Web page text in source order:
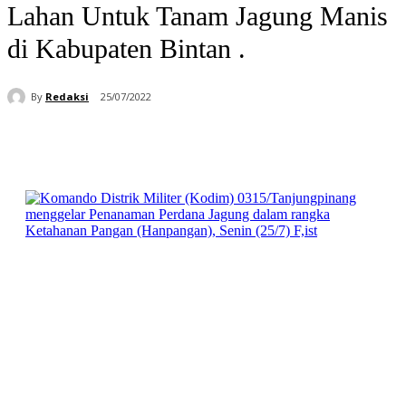
Lahan Untuk Tanam Jagung Manis
di Kabupaten Bintan .
By Redaksi 25/07/2022